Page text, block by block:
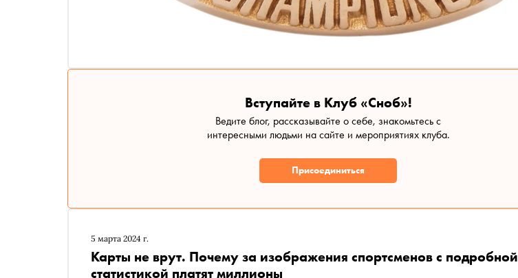
Вступайте в Клуб «Сноб»!
Ведите блог, рассказывайте о себе, знакомьтесь с
интересными людьми на сайте и мероприятиях клуба.
Присоединиться
5 марта 2024 г.
Карты не врут. Почему за изображения спортсменов с подробной
статистикой платят миллионы